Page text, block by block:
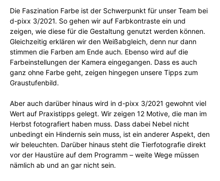
Die Faszination Farbe ist der Schwerpunkt für unser Team bei
d-pixx 3/2021. So gehen wir auf Farbkontraste ein und
zeigen, wie diese für die Gestaltung genutzt werden können.
Gleichzeitig erklären wir den Weißabgleich, denn nur dann
stimmen die Farben am Ende auch. Ebenso wird auf die
Farbeinstellungen der Kamera eingegangen. Dass es auch
ganz ohne Farbe geht, zeigen hingegen unsere Tipps zum
Graustufenbild.
Aber auch darüber hinaus wird in d-pixx 3/2021 gewohnt viel
Wert auf Praxistipps gelegt. Wir zeigen 12 Motive, die man im
Herbst fotografiert haben muss. Dass dabei Nebel nicht
unbedingt ein Hindernis sein muss, ist ein anderer Aspekt, den
wir beleuchten. Darüber hinaus steht die Tierfotografie direkt
vor der Haustüre auf dem Programm – weite Wege müssen
nämlich ab und an gar nicht sein.